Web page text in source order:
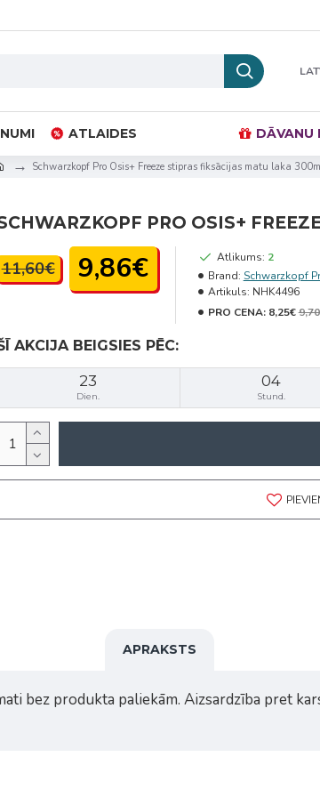
ATLAIDES DĀVANU
Schwarzkopf Pro Osis+ Freeze stipras fiksācijas matu laka
PRO OSIS+
AKCIJA BEIGSIES PĒC:
23
Dien.
04
Stund.
11,60€ 9,86€ Atlikums: 2
Brand: Schwarzkopf
Artikuls: NHK4496
PRO CENA: 8,25€
APRAKSTS
bez produkta paliekām. Aizsardzība pret